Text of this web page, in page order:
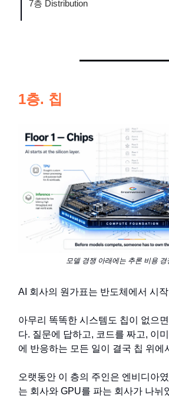
7층 Distribution
1층. 칩
모델 경쟁 아래에는 추론 비용 경
AI 회사의 원가표는 반도체에서 시
아무리 똑똑한 시스템도 칩이 없으
다. 질문에 답하고, 코드를 짜고, 이
에 반응하는 모든 일이 결국 칩 위에
오랫동안 이 층의 주인은 엔비디아
는 회사와 GPU를 파는 회사가 나뉘